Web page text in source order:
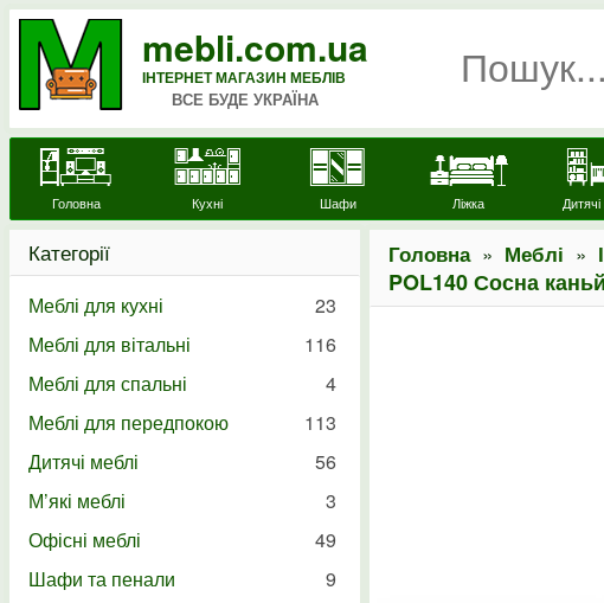
mebli.com.ua
ІНТЕРНЕТ МАГАЗИН МЕБЛІВ
ВСЕ БУДЕ УКРАЇНА
Головна Кухні Шафи Ліжка
Головна» Меблі »
POL140 Сосна
Категорії
Меблі для кухні
23
Меблі для вітальні
116
Меблі для спальні
4
Меблі для передпокою
113
Дитячі меблі
56
М’які меблі
3
Офісні меблі
49
Шафи та пенали
9